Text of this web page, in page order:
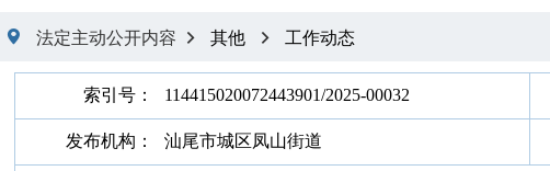
 法定主动公开内容  其他  工作动态
索引号： 114415020072443901/2025-00032
发布机构： 汕尾市城区凤山街道